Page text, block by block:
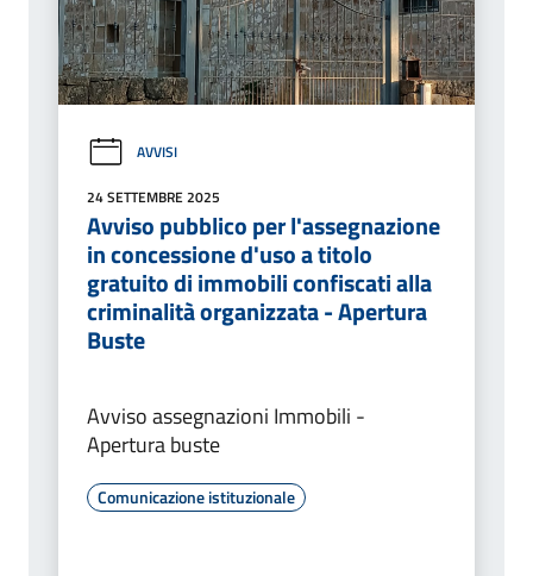
AVVISI
24 SETTEMBRE 2025
Avviso pubblico per l'assegnazione
in concessione d'uso a titolo
gratuito di immobili confiscati alla
criminalità organizzata - Apertura
Buste
Avviso assegnazioni Immobili -
Apertura buste
Comunicazione istituzionale